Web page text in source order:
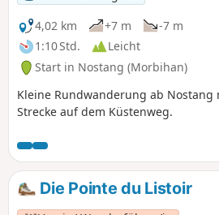
4,02 km
+7 m
-7 m
1:10 Std.
Leicht
Start in Nostang (Morbihan)
Kleine Rundwanderung ab Nostang
Strecke auf dem Küstenweg.
Die Pointe du Listoir